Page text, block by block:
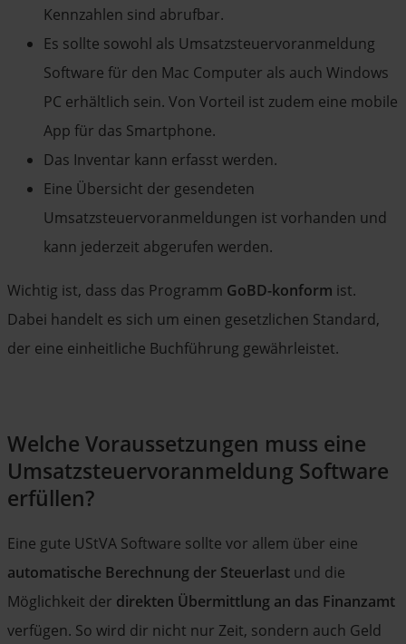
Kennzahlen sind abrufbar.
Es sollte sowohl als Umsatzsteuervoranmeldung
Software für den Mac Computer als auch Windows
PC erhältlich sein. Von Vorteil ist zudem eine mobile
App für das Smartphone.
Das Inventar kann erfasst werden.
Eine Übersicht der gesendeten
Umsatzsteuervoranmeldungen ist vorhanden und
kann jederzeit abgerufen werden.
Wichtig ist, dass das Programm GoBD-konform ist.
Dabei handelt es sich um einen gesetzlichen Standard,
der eine einheitliche Buchführung gewährleistet.
Welche Voraussetzungen muss eine
Umsatzsteuervoranmeldung Software
erfüllen?
Eine gute UStVA Software sollte vor allem über eine
automatische Berechnung der Steuerlast und die
Möglichkeit der direkten Übermittlung an das Finanzamt
verfügen. So wird dir nicht nur Zeit, sondern auch Geld